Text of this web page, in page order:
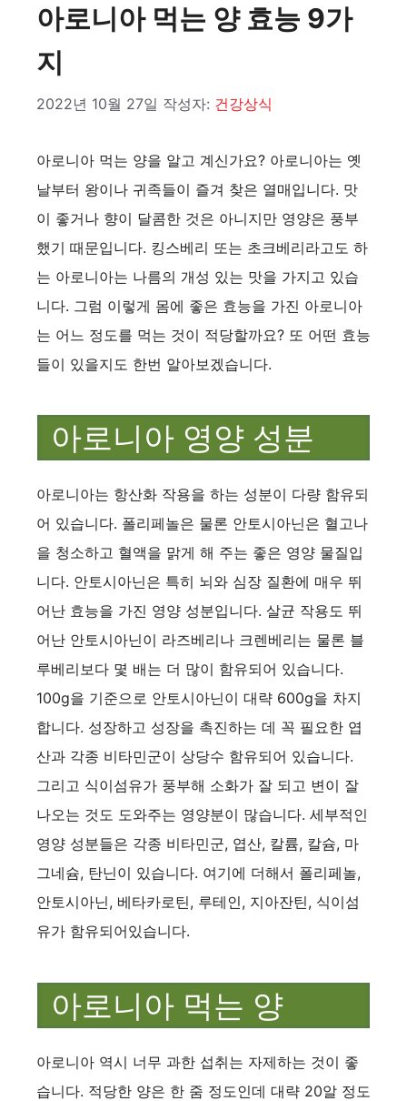
아로니아 먹는 양 효능 9가
지
2022년 10월 27일 작성자: 건강상식
아로니아 먹는 양을 알고 계신가요? 아로니아는 옛
날부터 왕이나 귀족들이 즐겨 찾은 열매입니다. 맛
이 좋거나 향이 달콤한 것은 아니지만 영양은 풍부
했기 때문입니다. 킹스베리 또는 초크베리라고도 하
는 아로니아는 나름의 개성 있는 맛을 가지고 있습
니다. 그럼 이렇게 몸에 좋은 효능을 가진 아로니아
는 어느 정도를 먹는 것이 적당할까요? 또 어떤 효능
들이 있을지도 한번 알아보겠습니다.
아로니아 영양 성분
아로니아는 항산화 작용을 하는 성분이 다량 함유되
어 있습니다. 폴리페놀은 물론 안토시아닌은 혈고나
을 청소하고 혈액을 맑게 해 주는 좋은 영양 물질입
니다. 안토시아닌은 특히 뇌와 심장 질환에 매우 뛰
어난 효능을 가진 영양 성분입니다. 살균 작용도 뛰
어난 안토시아닌이 라즈베리나 크렌베리는 물론 블
루베리보다 몇 배는 더 많이 함유되어 있습니다.
100g을 기준으로 안토시아닌이 대략 600g을 차지
합니다. 성장하고 성장을 촉진하는 데 꼭 필요한 엽
산과 각종 비타민군이 상당수 함유되어 있습니다.
그리고 식이섬유가 풍부해 소화가 잘 되고 변이 잘
나오는 것도 도와주는 영양분이 많습니다. 세부적인
영양 성분들은 각종 비타민군, 엽산, 칼륨, 칼슘, 마
그네슘, 탄닌이 있습니다. 여기에 더해서 폴리페놀,
안토시아닌, 베타카로틴, 루테인, 지아잔틴, 식이섬
유가 함유되어있습니다.
아로니아 먹는 양
아로니아 역시 너무 과한 섭취는 자제하는 것이 좋
습니다. 적당한 양은 한 줌 정도인데 대략 20알 정도